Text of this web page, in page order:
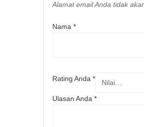
Alamat email Anda tidak
Nama *
Rating Anda *
Ulasan Anda *